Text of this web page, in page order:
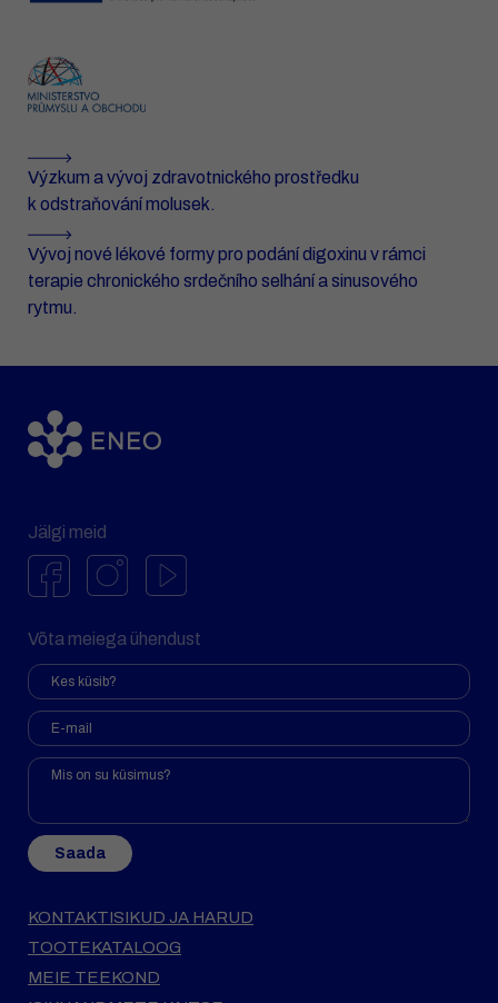
Výzkum a vývoj zdravotnického prostředku
k odstraňování molusek.
Vývoj nové lékové formy pro podání digoxinu v rámci
terapie chronického srdečního selhání a sinusového
rytmu.
Jälgi meid
Võta meiega ühendust
Saada
KONTAKTISIKUD JA HARUD
TOOTEKATALOOG
MEIE TEEKOND